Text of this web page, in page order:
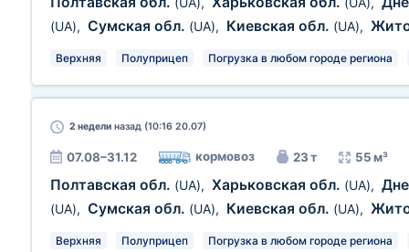
(UA), Сумская обл. (UA), Киевская обл. (UA),
Верхняя Полуприцеп Погрузка в любом городе региона
2 недели назад (10:16 20.07)
07.08–31.12 кормовоз 23 т 55 м³
Полтавская обл. (UA), Харьковская обл. (UA),
(UA), Сумская обл. (UA), Киевская обл. (UA),
Верхняя Полуприцеп Погрузка в любом городе региона